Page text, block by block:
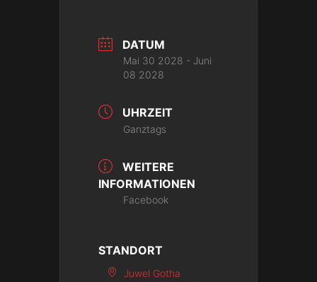
DATUM
Mai 30 2028 - Juni
08 2028
UHRZEIT
Ganztags
WEITERE
INFORMATIONEN
Facebook
STANDORT
Juwel Gotha